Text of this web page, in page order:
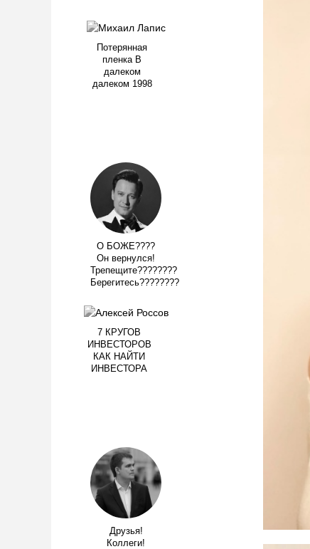
Потерянная
пленка В
далеком
далеком 1998
О БОЖЕ????
Он вернулся!
Трепещите????????
Берегитесь????????
7 КРУГОВ
ИНВЕСТОРОВ
КАК НАЙТИ
ИНВЕСТОРА
Друзья!
Коллеги!